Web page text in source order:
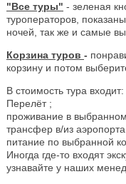
"Все туры" - зеленая
туроператоров,
ночей, так же и самые
Корзина туров -
корзину и потом
В стоимость тура входит:
Перелёт ;
проживание в
трансфер в/из
питание по выбранной
Иногда где-то входят
узнавайте у наших